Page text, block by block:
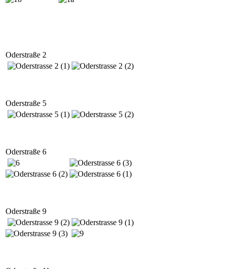
Oderstraße 2
Oderstraße 5
Oderstraße 6
Oderstraße 9